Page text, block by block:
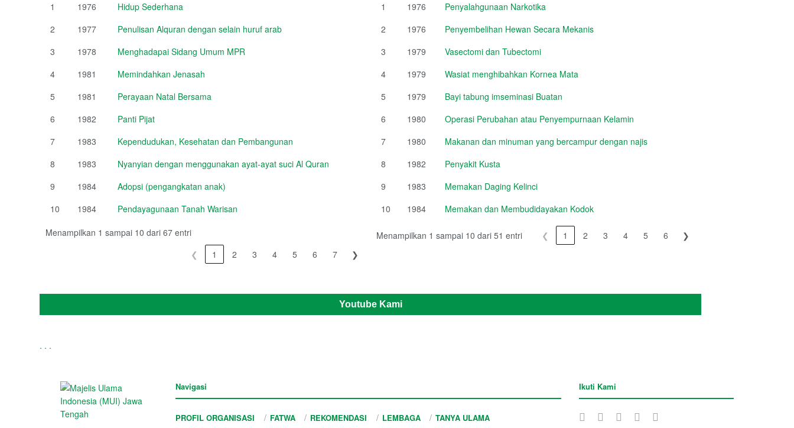
1
1976
Hidup Sederhana
2
1977
Penulisan Alquran dengan selain huruf arab
3
1978
Menghadapai Sidang Umum MPR
4
1981
Memindahkan Jenasah
5
1981
Perayaan Natal Bersama
6
1982
Panti Pijat
7
1983
Kependudukan, Kesehatan dan Pembangunan
8
1983
Nyanyian dengan menggunakan ayat-ayat suci Al Quran
9
1984
Adopsi (pengangkatan anak)
10
1984
Pendayagunaan Tanah Warisan
Menampilkan 1 sampai 10 dari 67 entri
❮
1 2 3 4 5 6 7 ❯
1
1976
Penyalahgunaan Narkotika
2
1976
Penyembelihan Hewan Secara Mekanis
3
1979
Vasectomi dan Tubectomi
4
1979
Wasiat menghibahkan Kornea Mata
5
1979
Bayi tabung imseminasi Buatan
6
1980
Operasi Perubahan atau Penyempurnaan Kelamin
7
1980
Makanan dan minuman yang bercampur dengan najis
8
1982
Penyakit Kusta
9
1983
Memakan Daging Kelinci
10
1984 Memakan dan Membudidayakan Kodok
Menampilkan 1 sampai 10 dari 51 entri ❮ 1 2 3 4 5 6 ❯
Youtube Kami
. . .
Navigasi
PROFIL ORGANISASI FATWA REKOMENDASI LEMBAGA TANYA ULAMA
Ikuti Kami